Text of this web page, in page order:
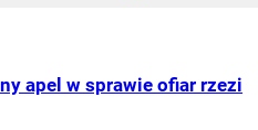
apel w sprawie ofiar rzezi